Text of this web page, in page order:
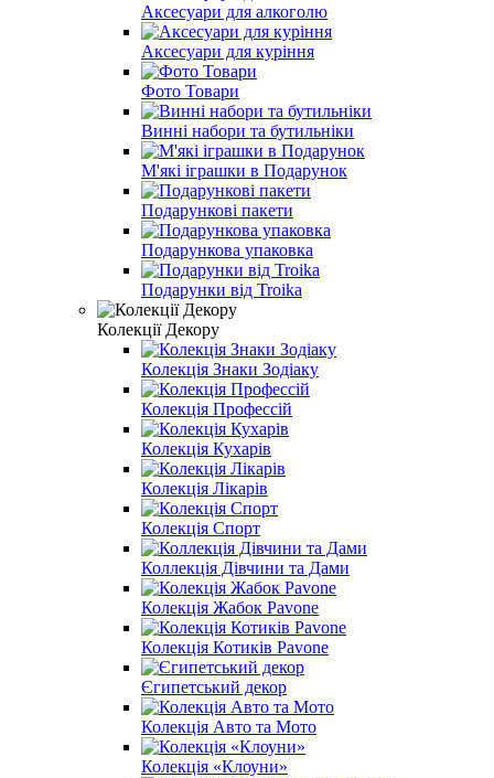
Аксесуари для алкоголю
Аксесуари для куріння
Фото Товари
Винні набори та бутильніки
М'які іграшки в Подарунок
Подарункові пакети
Подарункова упаковка
Подарунки від Troika
Колекції Декору
Колекція Знаки Зодіаку
Колекція Профессій
Колекція Кухарів
Колекція Лікарів
Колекція Спорт
Коллекція Дівчини та Дами
Колекція Жабок Pavone
Колекція Котиків Pavone
Єгипетський декор
Колекція Авто та Мото
Колекція «Клоуни»